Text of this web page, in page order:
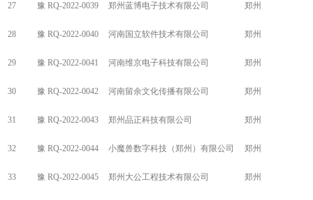
27 豫 RQ-2022-0039 郑州蓝博电子技术有限公司 郑州
28 豫 RQ-2022-0040 河南国立软件技术有限公司 郑州
29 豫 RQ-2022-0041 河南维京电子科技有限公司 郑州
30 豫 RQ-2022-0042 河南留余文化传播有限公司 郑州
31 豫 RQ-2022-0043 郑州品正科技有限公司 郑州
32 豫 RQ-2022-0044 小魔兽数字科技（郑州）有限公司 郑州
33 豫 RQ-2022-0045 郑州大公工程技术有限公司 郑州